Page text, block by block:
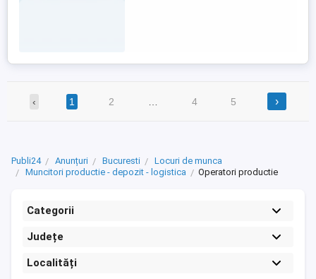
‹ 1 2 4 5 ›
Publi24 Anunțuri Bucuresti
Locuri de munca
Muncitori productie - depozit - logistica
Operatori productie
Categorii
Județe
Localități